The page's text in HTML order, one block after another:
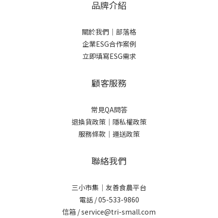
品牌介紹
關於我們 ｜ 部落格
企業ESG合作案例
立即填寫ESG需求
顧客服務
常見QA問答
退換貨政策｜ 隱私權政策
服務條款｜ 運送政策
聯絡我們
三小市集｜友善食農平台
電話 / 05-533-9860
信箱 / service@tri-small.com